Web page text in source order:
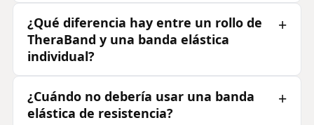
¿Qué diferencia hay entre un rollo de
TheraBand y una banda elástica
individual?
¿Cuándo no debería usar una banda
elástica de resistencia?